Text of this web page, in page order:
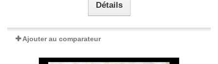
Détails
Ajouter au comparateur